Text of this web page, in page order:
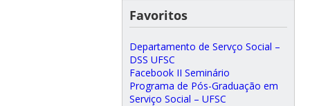
Favoritos
Departamento de Servço Social –
DSS UFSC
Facebook II Seminário
Programa de Pós-Graduação em
Serviço Social – UFSC